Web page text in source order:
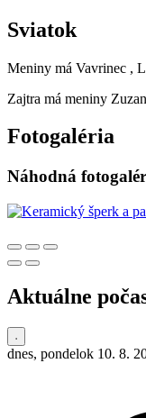
Sviatok
Meniny má Vavrinec ,
Zajtra má meniny
Fotogaléria
Náhodná
Aktuálne
dnes, pondelok 10. 8.